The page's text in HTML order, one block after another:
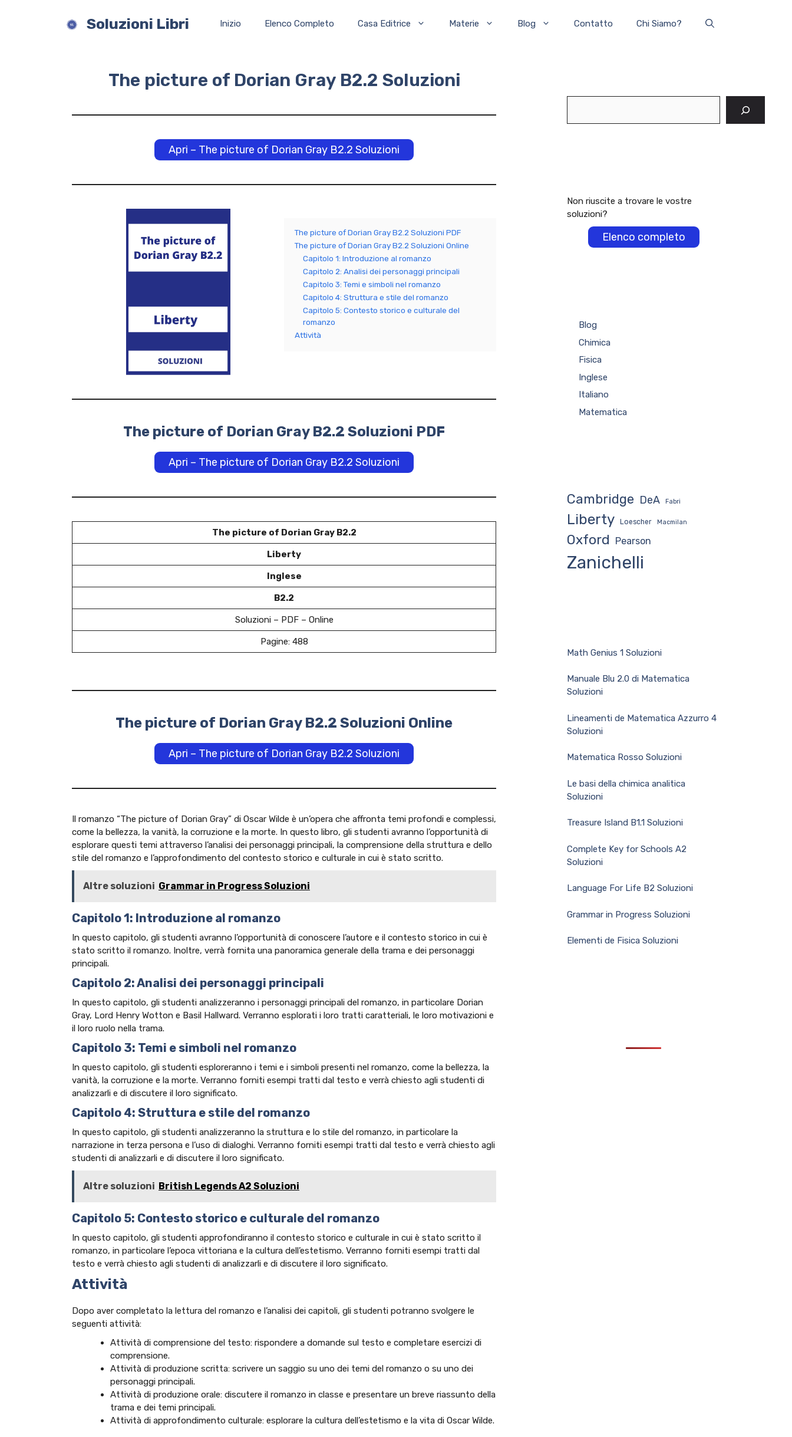
Soluzioni Libri Inizio Elenco Completo Casa Editrice Materie Blog Contatto Chi Siamo?
The picture of Dorian Gray B2.2 Soluzioni
Apri – The picture of Dorian Gray B2.2 Soluzioni
The picture of Dorian Gray B2.2 Soluzioni PDF
The picture of Dorian Gray B2.2 Soluzioni Online
Capitolo 1: Introduzione al romanzo
Capitolo 2: Analisi dei personaggi principali
Capitolo 3: Temi e simboli nel romanzo
Capitolo 4: Struttura e stile del romanzo
Capitolo 5: Contesto storico e culturale del
romanzo
Attività
The picture of Dorian Gray B2.2 Soluzioni PDF
Apri – The picture of Dorian Gray B2.2 Soluzioni
The picture of Dorian Gray B2.2
Liberty
Inglese
B2.2
Soluzioni – PDF – Online
Pagine: 488
The picture of Dorian Gray B2.2 Soluzioni Online
Apri – The picture of Dorian Gray B2.2 Soluzioni
Il romanzo “The picture of Dorian Gray” di Oscar Wilde è un’opera che affronta temi profondi e complessi,
come la bellezza, la vanità, la corruzione e la morte. In questo libro, gli studenti avranno l’opportunità di
esplorare questi temi attraverso l’analisi dei personaggi principali, la comprensione della struttura e dello
stile del romanzo e l’approfondimento del contesto storico e culturale in cui è stato scritto.
Altre soluzioni Grammar in Progress Soluzioni
Capitolo 1: Introduzione al romanzo
In questo capitolo, gli studenti avranno l’opportunità di conoscere l’autore e il contesto storico in cui è
stato scritto il romanzo. Inoltre, verrà fornita una panoramica generale della trama e dei personaggi
principali.
Capitolo 2: Analisi dei personaggi principali
In questo capitolo, gli studenti analizzeranno i personaggi principali del romanzo, in particolare Dorian
Gray, Lord Henry Wotton e Basil Hallward. Verranno esplorati i loro tratti caratteriali, le loro motivazioni e
il loro ruolo nella trama.
Capitolo 3: Temi e simboli nel romanzo
In questo capitolo, gli studenti esploreranno i temi e i simboli presenti nel romanzo, come la bellezza, la
vanità, la corruzione e la morte. Verranno forniti esempi tratti dal testo e verrà chiesto agli studenti di
analizzarli e di discutere il loro significato.
Capitolo 4: Struttura e stile del romanzo
In questo capitolo, gli studenti analizzeranno la struttura e lo stile del romanzo, in particolare la
narrazione in terza persona e l’uso di dialoghi. Verranno forniti esempi tratti dal testo e verrà chiesto agli
studenti di analizzarli e di discutere il loro significato.
Altre soluzioni British Legends A2 Soluzioni
Capitolo 5: Contesto storico e culturale del romanzo
In questo capitolo, gli studenti approfondiranno il contesto storico e culturale in cui è stato scritto il
romanzo, in particolare l’epoca vittoriana e la cultura dell’estetismo. Verranno forniti esempi tratti dal
testo e verrà chiesto agli studenti di analizzarli e di discutere il loro significato.
Attività
Dopo aver completato la lettura del romanzo e l’analisi dei capitoli, gli studenti potranno svolgere le
seguenti attività:
Attività di comprensione del testo: rispondere a domande sul testo e completare esercizi di
comprensione.
Attività di produzione scritta: scrivere un saggio su uno dei temi del romanzo o su uno dei
personaggi principali.
Attività di produzione orale: discutere il romanzo in classe e presentare un breve riassunto della
trama e dei temi principali.
Attività di approfondimento culturale: esplorare la cultura dell’estetismo e la vita di Oscar Wilde.
Non riuscite a trovare le vostre
soluzioni?
Elenco completo
Blog
Chimica
Fisica
Inglese
Italiano
Matematica
Cambridge DeA Fabri
Liberty Loescher Macmilan
Oxford Pearson
Zanichelli
Math Genius 1 Soluzioni
Manuale Blu 2.0 di Matematica
Soluzioni
Lineamenti de Matematica Azzurro 4
Soluzioni
Matematica Rosso Soluzioni
Le basi della chimica analitica
Soluzioni
Treasure Island B1.1 Soluzioni
Complete Key for Schools A2
Soluzioni
Language For Life B2 Soluzioni
Grammar in Progress Soluzioni
Elementi de Fisica Soluzioni